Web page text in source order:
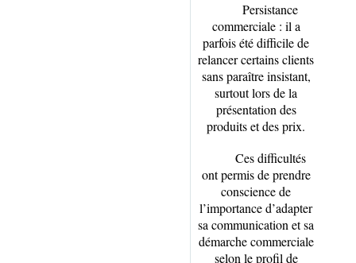
Persistance
commerciale : il a
parfois été difficile de
relancer certains clients
sans paraître insistant,
surtout lors de la
présentation des
produits et des prix.
Ces difficultés
ont permis de prendre
conscience de
l’importance d’adapter
sa communication et sa
démarche commerciale
selon le profil de